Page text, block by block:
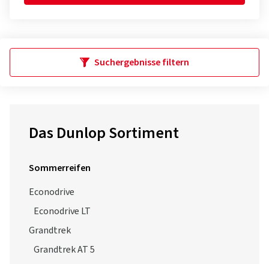
Suchergebnisse filtern
Das Dunlop Sortiment
Sommerreifen
Econodrive
Econodrive LT
Grandtrek
Grandtrek AT 5